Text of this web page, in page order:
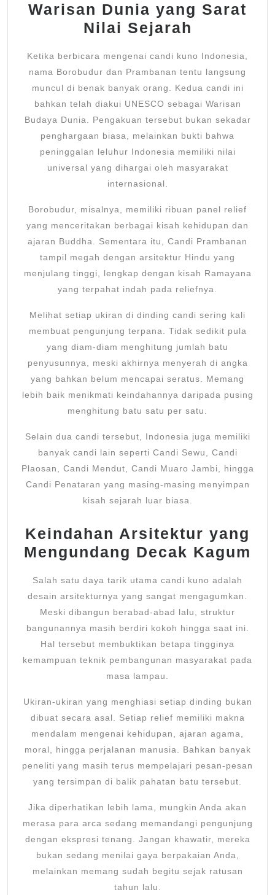
Warisan Dunia yang Sarat
Nilai Sejarah
Ketika berbicara mengenai candi kuno Indonesia,
nama Borobudur dan Prambanan tentu langsung
muncul di benak banyak orang. Kedua candi ini
bahkan telah diakui UNESCO sebagai Warisan
Budaya Dunia. Pengakuan tersebut bukan sekadar
penghargaan biasa, melainkan bukti bahwa
peninggalan leluhur Indonesia memiliki nilai
universal yang dihargai oleh masyarakat
internasional.
Borobudur, misalnya, memiliki ribuan panel relief
yang menceritakan berbagai kisah kehidupan dan
ajaran Buddha. Sementara itu, Candi Prambanan
tampil megah dengan arsitektur Hindu yang
menjulang tinggi, lengkap dengan kisah Ramayana
yang terpahat indah pada reliefnya.
Melihat setiap ukiran di dinding candi sering kali
membuat pengunjung terpana. Tidak sedikit pula
yang diam-diam menghitung jumlah batu
penyusunnya, meski akhirnya menyerah di angka
yang bahkan belum mencapai seratus. Memang
lebih baik menikmati keindahannya daripada pusing
menghitung batu satu per satu.
Selain dua candi tersebut, Indonesia juga memiliki
banyak candi lain seperti Candi Sewu, Candi
Plaosan, Candi Mendut, Candi Muaro Jambi, hingga
Candi Penataran yang masing-masing menyimpan
kisah sejarah luar biasa.
Keindahan Arsitektur yang
Mengundang Decak Kagum
Salah satu daya tarik utama candi kuno adalah
desain arsitekturnya yang sangat mengagumkan.
Meski dibangun berabad-abad lalu, struktur
bangunannya masih berdiri kokoh hingga saat ini.
Hal tersebut membuktikan betapa tingginya
kemampuan teknik pembangunan masyarakat pada
masa lampau.
Ukiran-ukiran yang menghiasi setiap dinding bukan
dibuat secara asal. Setiap relief memiliki makna
mendalam mengenai kehidupan, ajaran agama,
moral, hingga perjalanan manusia. Bahkan banyak
peneliti yang masih terus mempelajari pesan-pesan
yang tersimpan di balik pahatan batu tersebut.
Jika diperhatikan lebih lama, mungkin Anda akan
merasa para arca sedang memandangi pengunjung
dengan ekspresi tenang. Jangan khawatir, mereka
bukan sedang menilai gaya berpakaian Anda,
melainkan memang sudah begitu sejak ratusan
tahun lalu.